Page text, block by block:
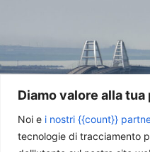
Diamo valore alla
Noi e i nostri {{count}}
tecnologie di tracciamento
La battaglia per la Crimea: